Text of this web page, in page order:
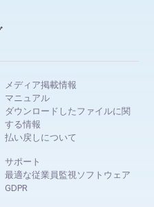
メディア掲載情報
マニュアル
ダウンロードしたファイルに関
する情報
払い戻しについて
サポート
最適な従業員監視ソフトウェア
GDPR